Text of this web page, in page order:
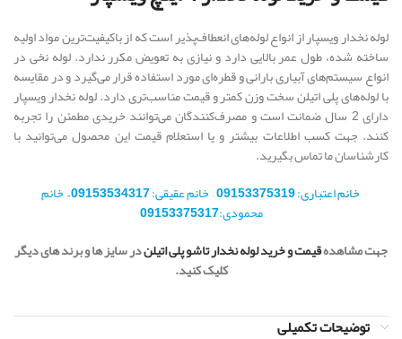
لوله نخدار ویسپار از انواع لوله‌های انعطاف‌پذیر است که از باکیفیت‌ترین مواد اولیه
ساخته شده، طول عمر بالایی دارد و نیازی به تعویض مکرر ندارد. لوله نخی در
انواع سیستم‌های آبیاری بارانی و قطره‌ای مورد استفاده قرار می‌گیرد و در مقایسه
با لوله‌های پلی اتیلن سخت وزن کمتر و قیمت مناسب‌تری دارد. لوله نخدار ویسپار
دارای 2 سال ضمانت است و مصرف‌کنندگان می‌توانند خریدی مطمئن را تجربه
کنند. جهت کسب اطلاعات بیشتر و یا استعلام قیمت این محصول می‌توانید با
کارشناسان ما تماس بگیرید.
خانماعتباری:09153375319– خانم عقیقی:09153534317 – خانم
محمودی:09153375317
جهت مشاهدهقیمت و خرید لوله نخدار تاشو پلی اتیلندر سایز ها و برند های دیگر
کلیک کنید.
توضیحات تکمیلی